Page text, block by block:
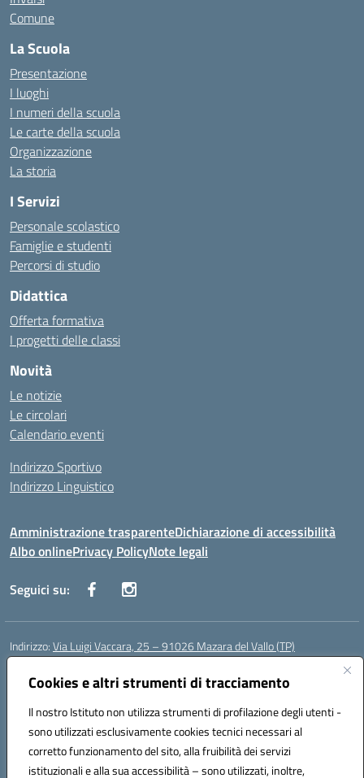
Cookies e altri strumenti di tracciamento
Il nostro Istituto non utilizza strumenti di profilazione degli utenti -
sono utilizzati esclusivamente cookies tecnici necessari al
corretto funzionamento del sito, alla fruibilità dei servizi
istituzionali e alla sua accessibilità – sono utilizzati, inoltre,
Comune
La Scuola
Presentazione
I luoghi
I numeri della scuola
Le carte della scuola
Organizzazione
La storia
I Servizi
Personale scolastico
Famiglie e studenti
Percorsi di studio
Didattica
Offerta formativa
I progetti delle classi
Novità
Le notizie
Le circolari
Calendario eventi
Indirizzo Sportivo
Indirizzo Linguistico
Amministrazione trasparenteDichiarazione di accessibilità
Albo onlinePrivacy PolicyNote legali
Seguici su:
Indirizzo:Via Luigi Vaccara, 25 – 91026 Mazara del Vallo (TP)
Centralino:
Posta elettronica certificata (PEC):tpic843007@pec.istruzione.it
Codice fiscale: 91036660818
Codice meccanografico:tpic843007
Codice Indice delle Pubbliche Amministrazioni (IPA): icggp
Codice unico di fatturazione (CUF): UFYPS3